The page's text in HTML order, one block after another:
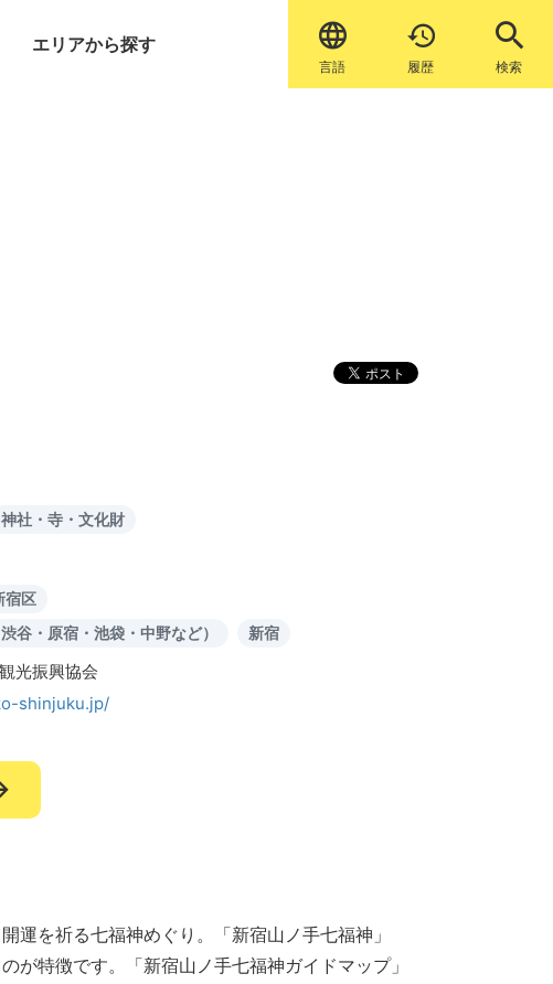

言語

履歴 検索
エリアから探す
神社・寺・文化財
宿区
谷・原宿・池袋・中野など）
新宿
光振興協会
shinjuku.jp/
運を祈る七福神めぐり。「新宿山ノ手七福神」
が特徴です。「新宿山ノ手七福神ガイドマップ」